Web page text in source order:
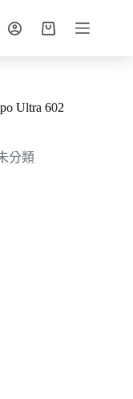
Ultra 602
分類